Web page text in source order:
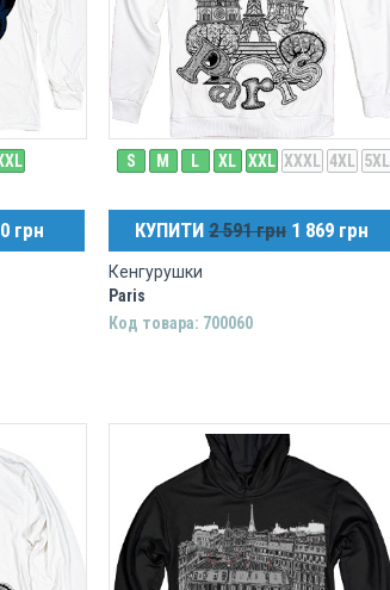
грн
S M L XL XXL XXXL 4XL 5XL
КУПИТИ 2 591 грн 1 869 грн
Кенгурушки
Paris
Код товара: 700060